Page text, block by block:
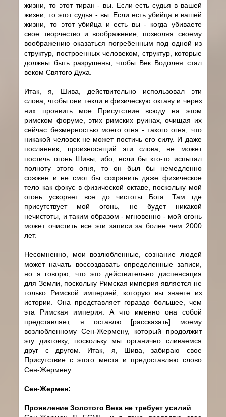
жизни, то этот тиран - вы. Если есть судья в вашей
жизни, то этот судья - вы. Если есть убийца в вашей
жизни, то этот убийца и есть вы - когда убиваете
свое творчество и воображение, позволяя своему
воображению оказаться погребенным под одной из
структур, построенных человеком, структур, которые
должны быть разрушены, чтобы Век Водолея стал
веком Святого Духа.
Итак, я, Шива, действительно использовал эти
слова, чтобы они текли в физическую октаву и через
них проявить мое Присутствие всюду на этом
римском форуме, этих римских руинах, очищая их
сейчас безмерностью моего огня - такого огня, что
никакой человек не может постичь его силу. И даже
посланник, произносящий эти слова, не может
постичь огонь Шивы, ибо, если бы кто-то испытал
полноту этого огня, то он был бы немедленно
сожжен и не смог бы сохранить даже физическое
тело как фокус в физической октаве, поскольку мой
огонь ускоряет все до чистоты Бога. Там где
присутствует мой огонь, не будет никакой
нечистоты, и таким образом - мгновенно - мой огонь
может очистить все эти записи за более чем 2000
лет.
Несомненно, мои возлюбленные, сознание людей
может начать воссоздавать определенные записи,
но я говорю, что это действительно диспенсация
для Земли, поскольку Римская империя является не
только Римской империей, которую вы знаете из
истории. Она представляет гораздо большее, чем
эта Римская империя. А что именно она собой
представляет, я оставлю [рассказать] моему
возлюбленному Сен-Жермену, который продолжит
эту диктовку, поскольку мы органично сливаемся
друг с другом. Итак, я, Шива, забираю свое
Присутствие с этого места и предоставляю слово
Сен-Жермену.
Сен-Жермен:
Проявление Золотого Века не требует усилий